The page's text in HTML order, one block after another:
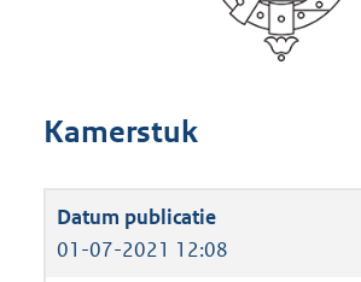
Kamerstuk
01-07-2021 12:08